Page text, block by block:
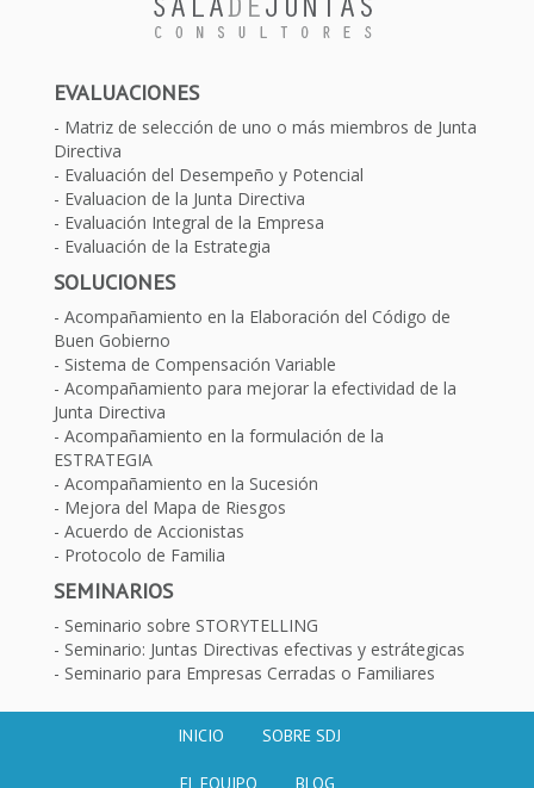
EVALUACIONES
Matriz de selección de uno o más miembros de Junta
Directiva
Evaluación del Desempeño y Potencial
Evaluacion de la Junta Directiva
Evaluación Integral de la Empresa
Evaluación de la Estrategia
SOLUCIONES
Acompañamiento en la Elaboración del Código de
Buen Gobierno
Sistema de Compensación Variable
Acompañamiento para mejorar la efectividad de la
Junta Directiva
Acompañamiento en la formulación de la
ESTRATEGIA
Acompañamiento en la Sucesión
Mejora del Mapa de Riesgos
Acuerdo de Accionistas
Protocolo de Familia
SEMINARIOS
Seminario sobre STORYTELLING
Seminario: Juntas Directivas efectivas y estrátegicas
Seminario para Empresas Cerradas o Familiares
INICIO SOBRE SDJ
EL EQUIPO BLOG